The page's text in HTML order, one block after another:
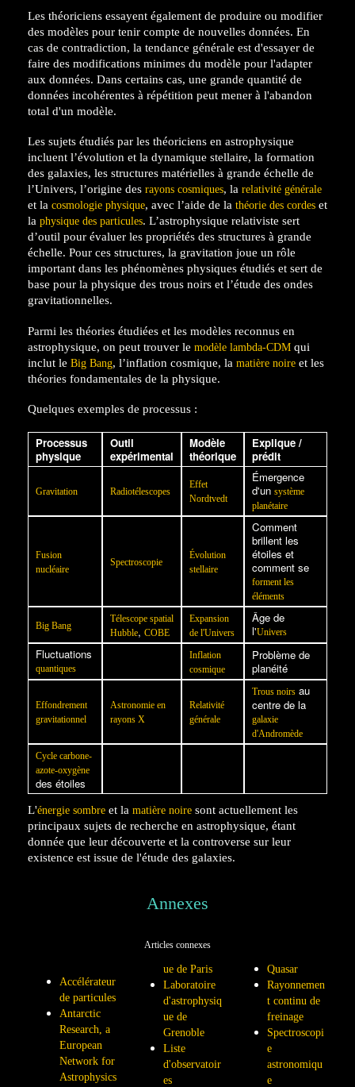
Les théoriciens essayent également de produire ou modifier
des modèles pour tenir compte de nouvelles données. En
cas de contradiction, la tendance générale est d'essayer de
faire des modifications minimes du modèle pour l'adapter
aux données. Dans certains cas, une grande quantité de
données incohérentes à répétition peut mener à l'abandon
total d'un modèle.
Les sujets étudiés par les théoriciens en astrophysique
incluent l’évolution et la dynamique stellaire, la formation
des galaxies, les structures matérielles à grande échelle de
l’Univers, l’origine des rayons cosmiques, la relativité générale
et la cosmologie physique, avec l’aide de la théorie des cordes et
la physique des particules. L’astrophysique relativiste sert
d’outil pour évaluer les propriétés des structures à grande
échelle. Pour ces structures, la gravitation joue un rôle
important dans les phénomènes physiques étudiés et sert de
base pour la physique des trous noirs et l’étude des ondes
gravitationnelles.
Parmi les théories étudiées et les modèles reconnus en
astrophysique, on peut trouver le modèle lambda-CDM qui
inclut le Big Bang, l’inflation cosmique, la matière noire et les
théories fondamentales de la physique.
Quelques exemples de processus :
Processus
physique
Outil
expérimental
Modèle
théorique
Explique /
prédit
Gravitation Radiotélescopes
Effet
Nordtvedt
Émergence
d'un système
planétaire
Fusion
nucléaire
Spectroscopie
Évolution
stellaire
Comment
brillent les
étoiles et
comment se
forment les
éléments
Big Bang
Télescope spatial
Hubble, COBE
Expansion
de l'Univers
Âge de
l'Univers
Fluctuations
quantiques
Inflation
cosmique
Problème de
planéité
Effondrement
gravitationnel
Astronomie en
rayons X
Relativité
générale
Trous noirs au
centre de la
galaxie
d'Andromède
Cycle carbone-
azote-oxygène
des étoiles
L'énergie sombre et la matière noire sont actuellement les
principaux sujets de recherche en astrophysique, étant
donnée que leur découverte et la controverse sur leur
existence est issue de l'étude des galaxies.
Annexes
Articles connexes
Accélérateur
de particules
Antarctic
Research, a
European
Network for
Astrophysics
ue de Paris
Laboratoire
d'astrophysiq
ue de
Grenoble
Liste
d'observatoir
es
Quasar
Rayonnemen
t continu de
freinage
Spectroscopi
e
astronomiqu
e